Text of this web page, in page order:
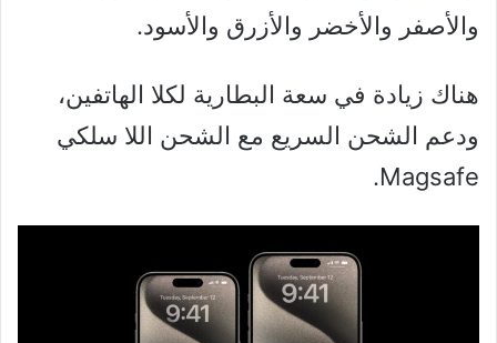
والأصفر والأخضر والأزرق والأسود.
هناك زيادة في سعة البطارية لكلا الهاتفين،
ودعم الشحن السريع مع الشحن اللا سلكي
Magsafe.